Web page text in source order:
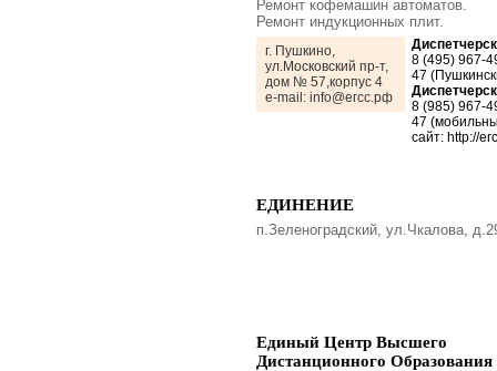
Ремонт кофемашин автоматов.
Ремонт индукционных плит.
г. Пушкино,
ул.Московский пр-т,
дом № 57,корпус 4
e-mail: info@егсс.рф
8 (495) 967-
47
8 (985) 967-
47
сайт: http://
ЕДИНЕНИЕ
п.Зеленоградский, ул.Чкалова,
Единый Центр Высшего
Дистанционного Образования